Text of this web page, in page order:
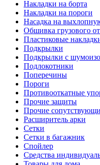
Накладки на борта
Накладки на пороги
Насадка на
Обшивка грузового
Пластиковые
Подкрылки
Подкрылки с
Подлокотники
Поперечины
Пороги
Противооткатные
Прочие защиты
Прочие
Расширитель арки
Сетки
Сетки в багажник
Спойлер
Средства